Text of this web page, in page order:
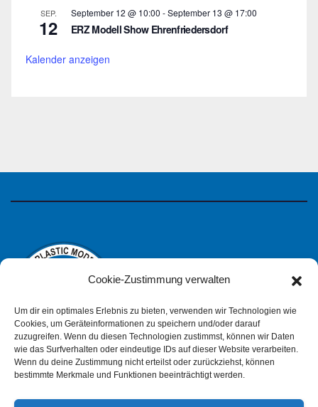
Cookie-Zustimmung verwalten
Um dir ein optimales Erlebnis zu bieten, verwenden wir Technologien wie
Cookies, um Geräteinformationen zu speichern und/oder darauf
zuzugreifen. Wenn du diesen Technologien zustimmst, können wir Daten
wie das Surfverhalten oder eindeutige IDs auf dieser Website verarbeiten.
Wenn du deine Zustimmung nicht erteilst oder zurückziehst, können
bestimmte Merkmale und Funktionen beeinträchtigt werden.
SEP.
12
September 12 @ 10:00 -September 13 @ 17:00
ERZ Modell Show Ehrenfriedersdorf
Kalender anzeigen
IPMS Deutschland